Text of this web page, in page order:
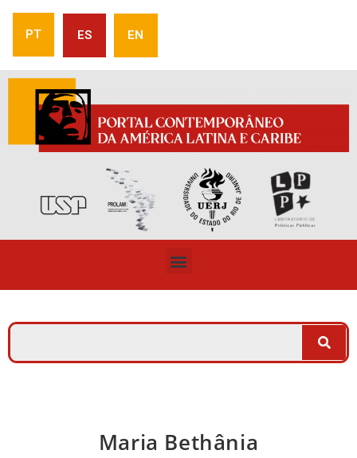
PT ES EN
Maria Bethânia